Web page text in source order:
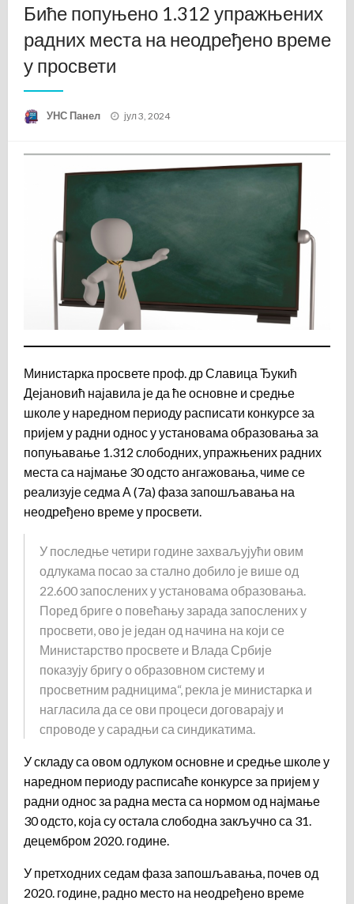
Биће попуњено 1.312 упражњених
радних места на неодређено време
у просвети
УНС Панел
Posted
јул 3, 2024
Министарка просвете проф. др Славица Ђукић
Дејановић најавила је да ће основне и средње
школе у наредном периоду расписати конкурсе за
пријем у радни однос у установама образовања за
попуњавање 1.312 слободних, упражњених радних
места са најмање 30 одсто ангажовања, чиме се
реализује седма А (7а) фаза запошљавања на
неодређено време у просвети.
У последње четири године захваљујући овим
одлукама посао за стално добило је више од
22.600 запослених у установама образовања.
Поред бриге о повећању зарада запослених у
просвети, ово је један од начина на који се
Министарство просвете и Влада Србије
показују бригу о образовном систему и
просветним радницима“, рекла је министарка и
нагласила да се ови процеси договарају и
спроводе у сарадњи са синдикатима.
У складу са овом одлуком основне и средње школе у
наредном периоду расписаће конкурсе за пријем у
радни однос за радна места са нормом од најмање
30 одсто, која су остала слободна закључно са 31.
децембром 2020. године.
У претходних седам фаза запошљавања, почев од
2020. године, радно место на неодређено време